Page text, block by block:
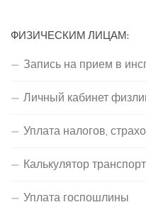
ФИЗИЧЕСКИМ ЛИЦАМ:
Запись на прием в
Личный кабинет
Уплата налогов,
Калькулятор
Уплата госпошлины